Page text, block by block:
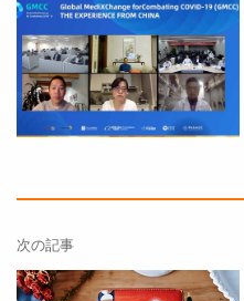
次の記事